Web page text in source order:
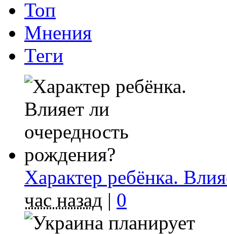
Топ
Мнения
Теги
Характер ребёнка.
час назад | 0